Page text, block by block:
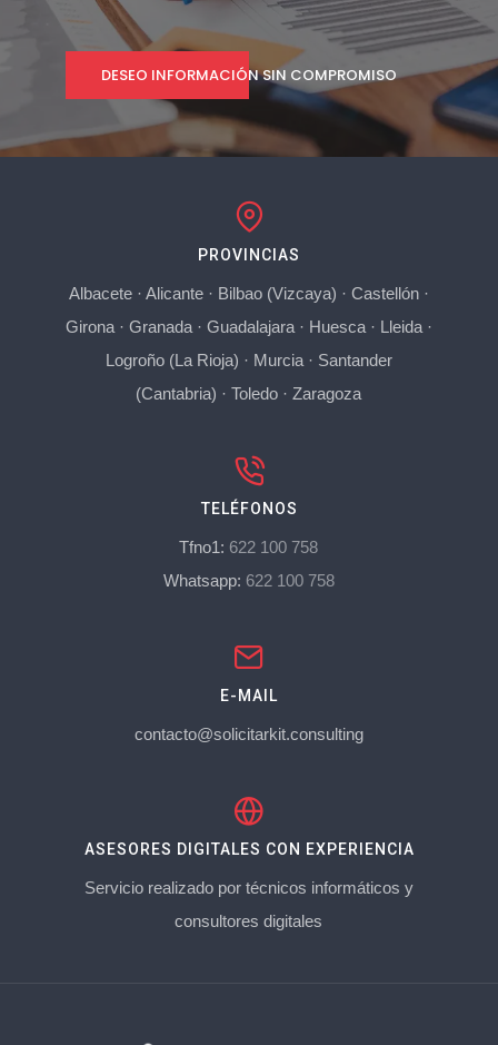
DESEO INFORMACIÓN SIN COMPROMISO
PROVINCIAS
Albacete· Alicante· Bilbao (Vizcaya) · Castellón·
Girona· Granada· Guadalajara· Huesca· Lleida·
Logroño (La Rioja) · Murcia· Santander
(Cantabria) ·Toledo ·Zaragoza
TELÉFONOS
Tfno1: 622 100 758
Whatsapp: 622 100 758
E-MAIL
contacto@solicitarkit.consulting
ASESORES DIGITALES CON EXPERIENCIA
Servicio realizado por técnicos informáticos y
consultores digitales